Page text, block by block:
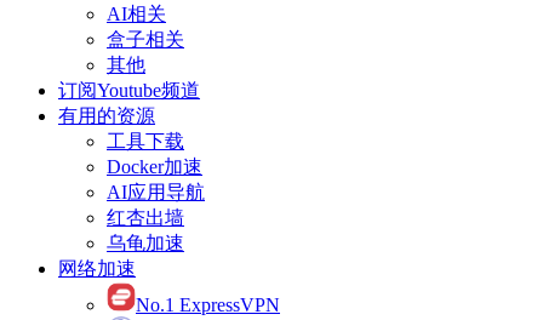
AI相关
盒子相关
其他
订阅Youtube频道
有用的资源
工具下载
Docker加速
AI应用导航
红杏出墙
乌龟加速
网络加速
No.1 ExpressVPN